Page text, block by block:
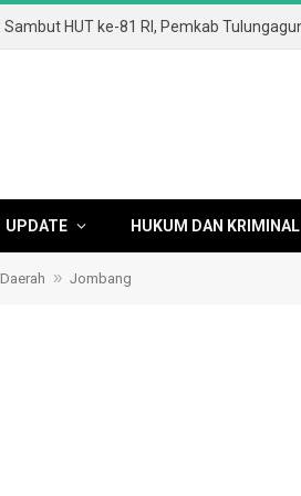
UPDATE HUKUM DAN KRIMINAL
Daerah » Jombang